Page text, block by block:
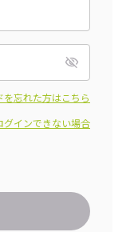
を忘れた方はこちら
グインできない場合